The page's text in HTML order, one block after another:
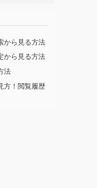
から見る方法
から見る方法
法
方！閲覧履歴